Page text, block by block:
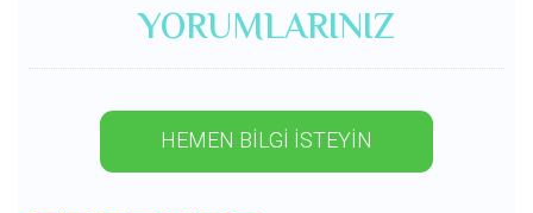
YORUMLARINIZ
HEMEN BİLGİ İSTEYİN